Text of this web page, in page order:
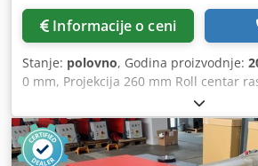
Informacije o ceni
Stanje: polovno, Godina proizvodnje:
0 mm, Projekcija 260 mm Roll centar
Moždani udar 55.0 OV mm, Držač Ø 35
mm, Ukupna potreba za napajanjem
oko 450 kg. Dimenzije LV 1600 k 900 k
mašina iz 2022 sa samo cca.